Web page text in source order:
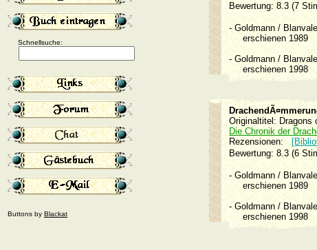
Schnellsuche:
Buttons by Blackat
Bewertung: 8.3 (7
- Goldmann /
erschienen 1989
- Goldmann /
erschienen 1998
Originaltitel:
Die Chronik der
Rezensionen:
Bewertung: 8.3 (6
- Goldmann /
erschienen 1989
- Goldmann /
erschienen 1998